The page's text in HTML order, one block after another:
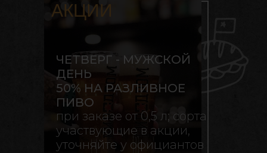
АКЦИИ
при заказе от 0,5 л; сорта,
участвующие в акции,
уточняйте у официантов
ЧЕТВЕРГ - МУЖСКОЙ
ДЕНЬ
50% НА РАЗЛИВНОЕ
ПИВО